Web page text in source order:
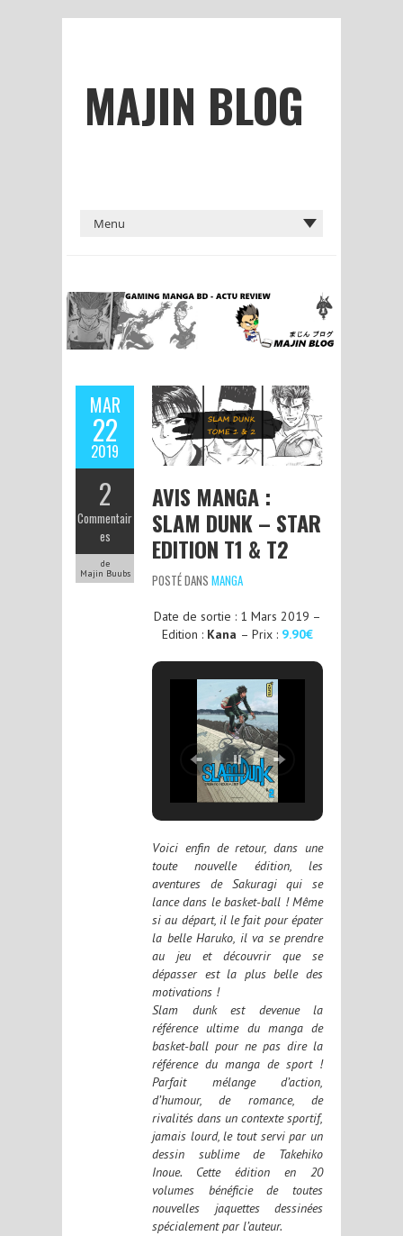
MAJIN BLOG
MAR
22
2019
2
Commentair
es
de
Majin Buubs
AVIS MANGA :
SLAM DUNK – STAR
EDITION T1 & T2
POSTÉ DANS MANGA
Date de sortie : 1 Mars 2019 –
Edition : Kana – Prix : 9.90€
Voici enfin de retour, dans une
toute nouvelle édition, les
aventures de Sakuragi qui se
lance dans le basket-ball ! Même
si au départ, il le fait pour épater
la belle Haruko, il va se prendre
au jeu et découvrir que se
dépasser est la plus belle des
motivations !
Slam dunk est devenue la
référence ultime du manga de
basket-ball pour ne pas dire la
référence du manga de sport !
Parfait mélange d’action,
d’humour, de romance, de
rivalités dans un contexte sportif,
jamais lourd, le tout servi par un
dessin sublime de Takehiko
Inoue. Cette édition en 20
volumes bénéficie de toutes
nouvelles jaquettes dessinées
spécialement par l’auteur.